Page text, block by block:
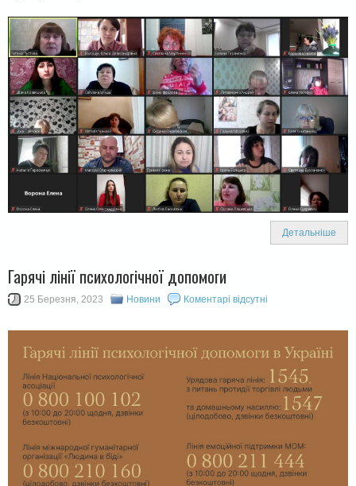
Детальніше
Гарячі лінії психологічної допомоги
25 Березня, 2023 Новини Коментарі відсутні